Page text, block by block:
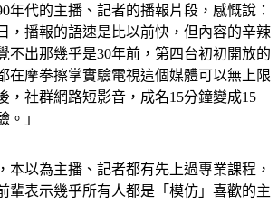
年代的主播、記者的播報片段，感慨說：
，播報的語速是比以前快，⁣但內容的辛辣
不出那幾乎是30年前，第四台初初開放的
在摩拳擦掌實驗電視這個媒體可以無上限
，⁣社群網路短影音，成名15分鐘變成15
。」
本以為主播、記者都有先上過專業課程，
輩表示幾乎所有人都是「模仿」喜歡的主